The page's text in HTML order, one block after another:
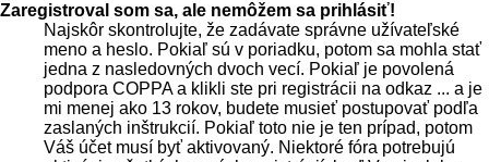
Zaregistroval som sa, ale nemôžem sa prihlásiť!
Najskôr skontrolujte, že zadávate správne užívateľské
meno a heslo. Pokiaľ sú v poriadku, potom sa mohla stať
jedna z nasledovných dvoch vecí. Pokiaľ je povolená
podpora COPPA a klikli ste pri registrácii na odkaz ... a je
mi menej ako 13 rokov, budete musieť postupovať podľa
zaslaných inštrukcií. Pokiaľ toto nie je ten prípad, potom
Váš účet musí byť aktivovaný. Niektoré fóra potrebujú